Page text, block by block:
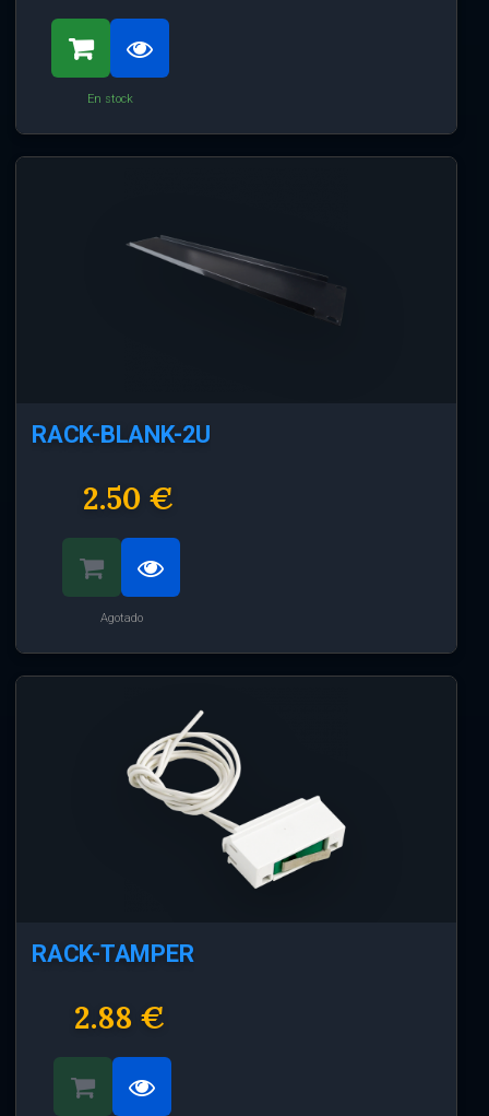
En stock
RACK-BLANK-2U
2.50 €
Agotado
RACK-TAMPER
2.88 €